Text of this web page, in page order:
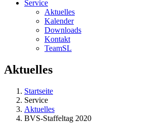
Service
Aktuelles
Kalender
Downloads
Kontakt
TeamSL
Aktuelles
Startseite
Service
Aktuelles
BVS-Staffeltag 2020